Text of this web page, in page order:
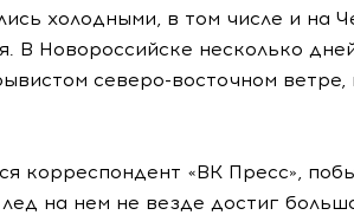
холодными, в том числе и на
В Новороссийске несколько
северо-восточном
корреспондент «ВК Пресс»,
на нем не везде достиг